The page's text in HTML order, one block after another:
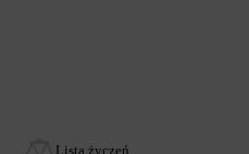
Lista życzeń